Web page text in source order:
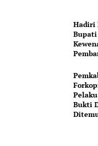
Hadiri
Bukti